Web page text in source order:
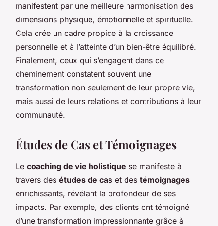
manifestent par une meilleure harmonisation des
dimensions physique, émotionnelle et spirituelle.
Cela crée un cadre propice à la croissance
personnelle et à l’atteinte d’un bien-être équilibré.
Finalement, ceux qui s’engagent dans ce
cheminement constatent souvent une
transformation non seulement de leur propre vie,
mais aussi de leurs relations et contributions à leur
communauté.
Études de Cas et Témoignages
Le coaching de vie holistique se manifeste à
travers des études de cas et des témoignages
enrichissants, révélant la profondeur de ses
impacts. Par exemple, des clients ont témoigné
d’une transformation impressionnante grâce à